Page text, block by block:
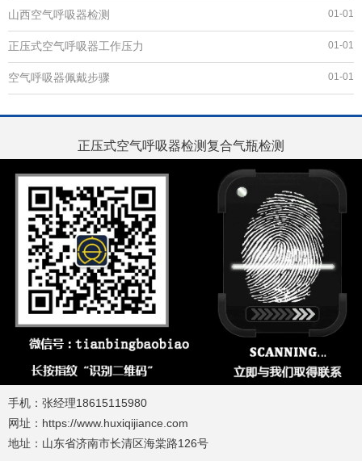
山西空气呼吸器检测 01-01
正压式空气呼吸器工作压力 01-01
空气呼吸器佩戴步骤 01-01
正压式空气呼吸器检测复合气瓶检测
手机：张经理18615115980
网址：https://www.huxiqijiance.com
地址：山东省济南市长清区海棠路126号